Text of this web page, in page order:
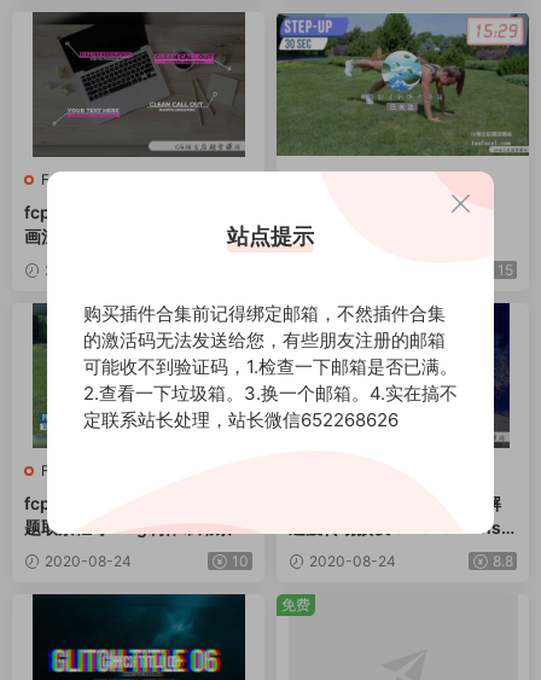
FCPX资源
fcpx插件 12个线条呼出标题动
画注释说明文本框 Call-Out Ti
tles2020-08-25
fcpx插件bilibili求关注
15
FCPX资源
fcpx插件 倒计时计数器简约标
题取景框等Vlog制作常用素材
包 2020-08-24 10
fcpx插件 70种动态烟雾溶解
过渡转场预设 Smoke Transiti
ons2020-08-24 8.8
免费
站点提示
购买插件合集前记得绑定邮箱，不然插件合集
的激活码无法发送给您，有些朋友注册的邮箱
可能收不到验证码，1.检查一下邮箱是否已满。
2.查看一下垃圾箱。3.换一个邮箱。4.实在搞不
定联系站长处理，站长微信652268626